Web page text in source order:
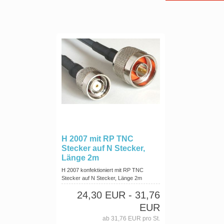
H 2007 mit RP TNC
Stecker auf N Stecker,
Länge 2m
H 2007 konfektioniert mit RP TNC
Stecker auf N Stecker, Länge 2m
24,30 EUR - 31,76
EUR
ab 31,76 EUR pro St.